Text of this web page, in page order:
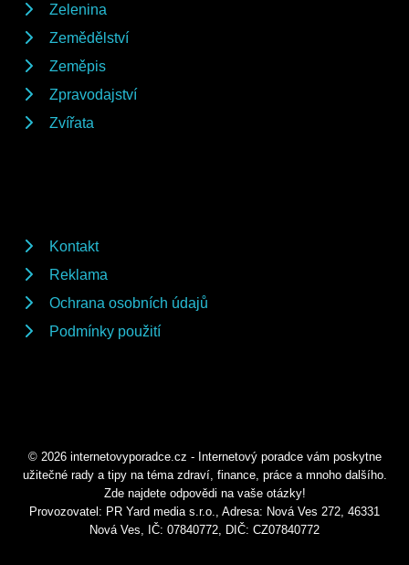
Zelenina
Zemědělství
Zeměpis
Zpravodajství
Zvířata
Kontakt
Reklama
Ochrana osobních údajů
Podmínky použití
© 2026 internetovyporadce.cz - Internetový poradce vám poskytne
užitečné rady a tipy na téma zdraví, finance, práce a mnoho dalšího.
Zde najdete odpovědi na vaše otázky!
Provozovatel: PR Yard media s.r.o., Adresa: Nová Ves 272, 46331
Nová Ves, IČ: 07840772, DIČ: CZ07840772